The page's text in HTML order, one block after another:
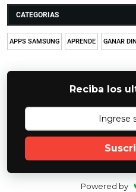
CATEGORIAS
APPS SAMSUNG APRENDE GANAR
Reciba los
Powered by